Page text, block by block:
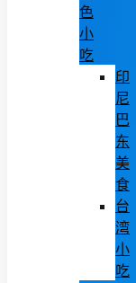
色
小
吃
印
尼
巴
东
美
食
台
湾
小
吃